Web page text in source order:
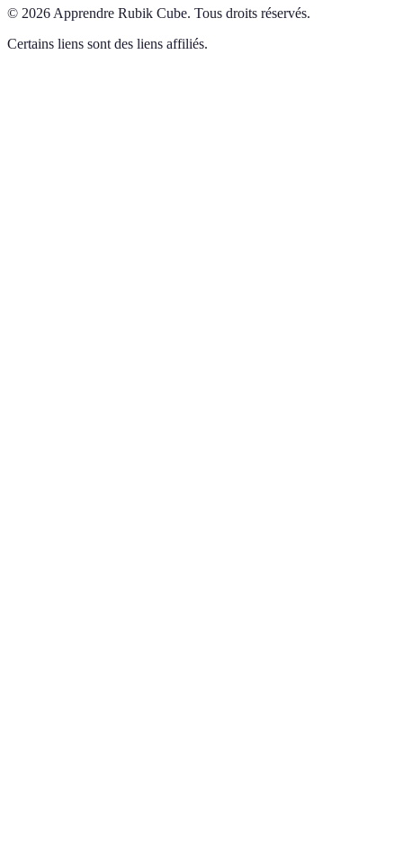
© 2026Apprendre Rubik Cube. Tous droits réservés.
Certains liens sont des liens affiliés.